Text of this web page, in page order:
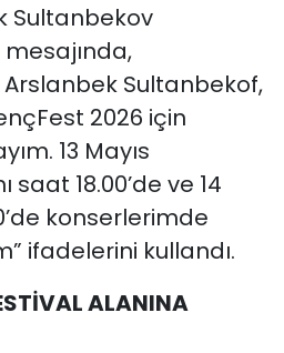
Sultanbekov
mesajında,
Sultanbekof,
2026 için
13 Mayıs
18.00’de ve 14
konserlerimde
ifadelerini kullandı.
ALANINA